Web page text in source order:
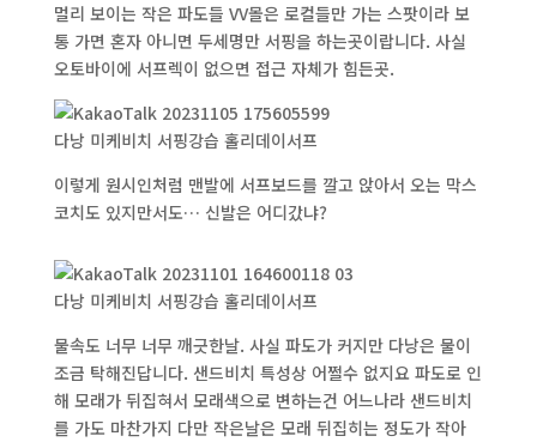
멀리 보이는 작은 파도들 VV몰은 로컬들만 가는 스팟이라 보
통 가면 혼자 아니면 두세명만 서핑을 하는곳이랍니다. 사실
오토바이에 서프렉이 없으면 접근 자체가 힘든곳.
다낭 미케비치 서핑강습 홀리데이서프
이렇게 원시인처럼 맨발에 서프보드를 깔고 앉아서 오는 막스
코치도 있지만서도… 신발은 어디갔냐?
다낭 미케비치 서핑강습 홀리데이서프
물속도 너무 너무 깨긋한날. 사실 파도가 커지만 다낭은 물이
조금 탁해진답니다. 샌드비치 특성상 어쩔수 없지요 파도로 인
해 모래가 뒤집혀서 모래색으로 변하는건 어느나라 샌드비치
를 가도 마찬가지 다만 작은날은 모래 뒤집히는 정도가 작아